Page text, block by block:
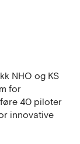
NHO og KS
for
40 piloter
innovative